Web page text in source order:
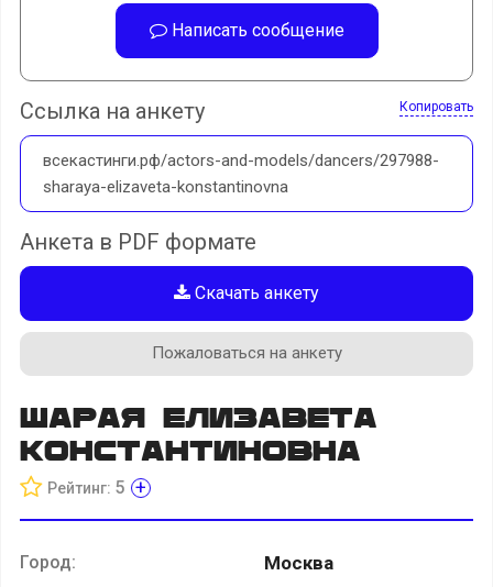
Написать сообщение
Ссылка на анкету Копировать
всекастинги.рф/actors-and-models/dancers/297988-
sharaya-elizaveta-konstantinovna
Анкета в PDF формате
Скачать анкету
Пожаловаться на анкету
Шарая Елизавета
Константиновна
Рейтинг: 5 +
Город: Москва